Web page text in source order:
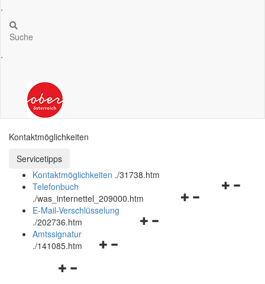
.
Suche
.
Kontaktmöglichkeiten
Servicetipps öffnen und schließen
Servicetipps
Kontaktmöglichkeiten ./31738.htm
Navigationsmenü
Telefonbuch
./was_internettel_209000.htm
Navigationsmenü
E-Mail-Verschlüsselung
./202736.htm
Navigationsmenü
Amtssignatur
./141085.htm
Navigationsmenü